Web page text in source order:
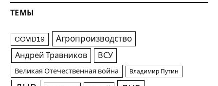
ТЕМЫ
COVID19 Агропроизводство
Андрей Травников ВСУ
Великая Отечественная война Владимир Путин